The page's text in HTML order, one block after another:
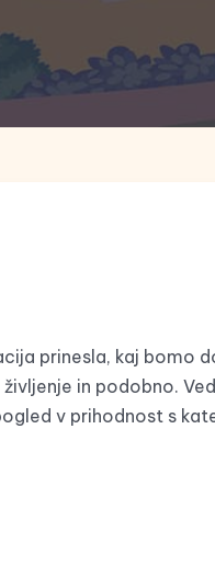
prinesla, kaj bomo
in podobno.
v prihodnost s